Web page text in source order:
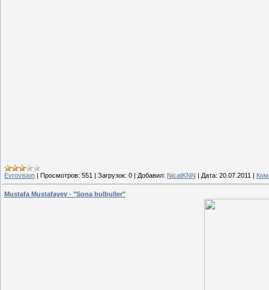
Evrovision | Просмотров: 551 | Загрузок: 0 | Добавил: NicatKNN | Дата: 20.07.2011 |
Mustafa Mustafayev - "Sona bulbuller"